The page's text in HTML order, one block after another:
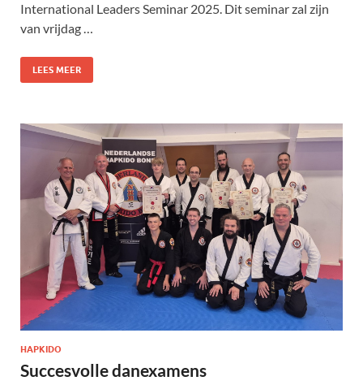
International Leaders Seminar 2025. Dit seminar zal zijn
van vrijdag …
LEES MEER
HAPKIDO
Succesvolle danexamens